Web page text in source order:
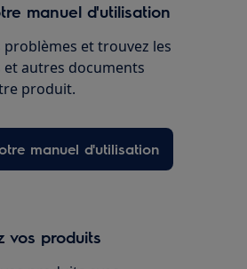
manuel d'utilisation
problèmes et trouvez les
autres documents
produit.
manuel d'utilisation
vos produits